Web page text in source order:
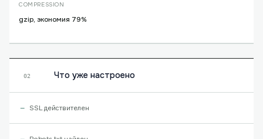
COMPRESSION
gzip, экономия 79%
02 Что уже настроено
SSL действителен